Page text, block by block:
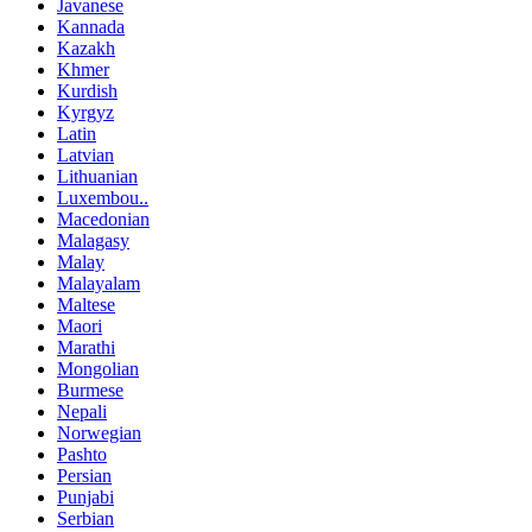
Javanese
Kannada
Kazakh
Khmer
Kurdish
Kyrgyz
Latin
Latvian
Lithuanian
Luxembou..
Macedonian
Malagasy
Malay
Malayalam
Maltese
Maori
Marathi
Mongolian
Burmese
Nepali
Norwegian
Pashto
Persian
Punjabi
Serbian